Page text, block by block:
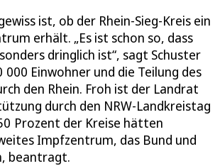
ist, ob der Rhein-Sieg-Kreis ein
erhält. „Es ist schon so, dass
dringlich ist“, sagt Schuster
Einwohner und die Teilung des
den Rhein. Froh ist der Landrat
durch den NRW-Landkreistag
Prozent der Kreise hätten
Impfzentrum, das Bund und
beantragt.